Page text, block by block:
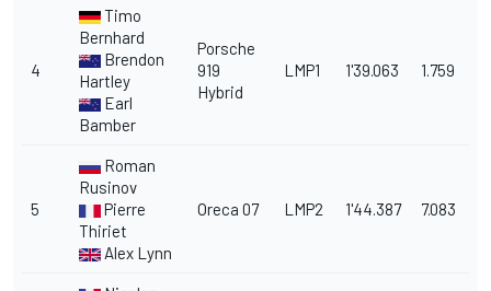
4
Timo
Bernhard
Brendon
Hartley
Earl
Bamber
Porsche
919
Hybrid
LMP1 1'39.063 1.759
5
Roman
Rusinov
Pierre
Thiriet
Alex Lynn
Oreca 07 LMP2 1'44.387 7.083